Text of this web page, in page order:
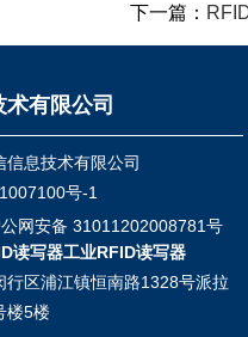
下一篇：
有限公司
息技术有限公司
号-1
网安备 31011202008781号
读写器工业RFID读写器
行区浦江镇恒南路1328号派拉
楼5楼